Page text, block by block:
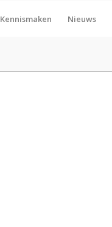
Kennismaken Nieuws